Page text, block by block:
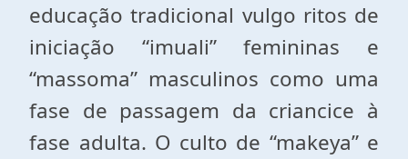
educação tradicional vulgo ritos de
iniciação “imuali” femininas e
“massoma” masculinos como uma
fase de passagem da criancice à
fase adulta. O culto de “makeya” e